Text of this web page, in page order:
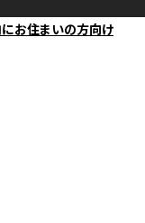
お住まいの方向け